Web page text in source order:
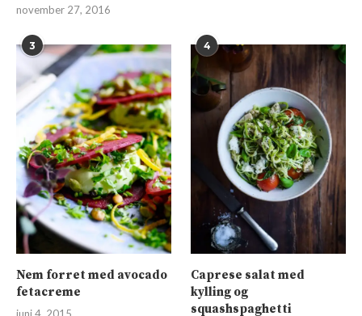
november 27, 2016
3
Nem forret med avocado
fetacreme
4
Caprese salat med
kylling og
squashspaghetti